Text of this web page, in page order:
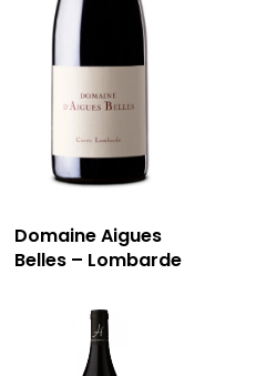
Domaine Aigues
Belles – Lombarde
RÉSERVER
59 rue Grignan
13006 Marseille
T: 04 91 33 46 59